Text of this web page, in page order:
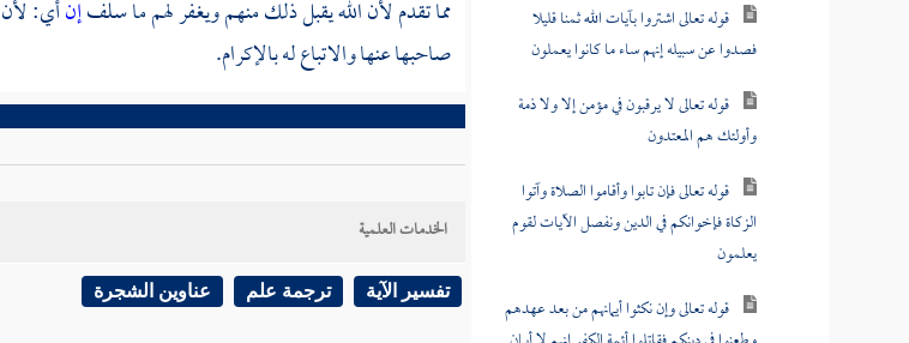
قوله تعالى اشتروا بآيات الله ثمنا قليلا
فصدوا عن سبيله إنهم ساء ما كانوا يعملون
قوله تعالى لا يرقبون في مؤمن إلا ولا ذمة
وأولئك هم المعتدون
قوله تعالى فإن تابوا وأقاموا الصلاة وآتوا
الزكاة فإخوانكم في الدين ونفصل الآيات لقوم
يعلمون
قوله تعالى وإن نكثوا أيمانهم من بعد عهدهم
مما تقدم لأن الله يقبل ذلك منهم ويغفر لهم ما سلفإنأي: لأن
صاحبها عنها والاتباع له بالإكرام.
الخدمات العلمية
تفسير الآية ترجمة علم عناوين الشجرة